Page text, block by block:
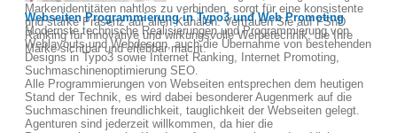
Markenidentitäten nahtlos zu verbinden, sorgt für eine konsistente
und starke Präsenz auf allen Kanälen. Vertrauen Sie auf FSnD
Ranking für innovative und wirkungsvolle Werbetechnik, die Ihre
Marke sichtbar und erlebbar macht.
Webseiten Programmierung in Typo3 und Web Promoting
Modernste technische Realisierungen und Programmierung von
Weblayouts und Webdesign, auch die Übernahme von bestehenden
Designs in Typo3 sowie Internet Ranking, Internet Promoting,
Suchmaschinenoptimierung SEO.
Alle Programmierungen von Webseiten entsprechen dem heutigen
Stand der Technik, es wird dabei besonderer Augenmerk auf die
Suchmaschinen freundlichkeit, tauglichkeit der Webseiten gelegt.
Agenturen sind jederzeit willkommen, da hier die